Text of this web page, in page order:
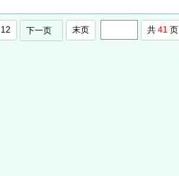
12 下一页 末页 共 41 页